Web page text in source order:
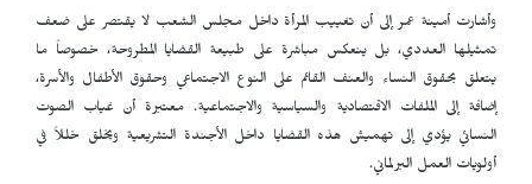
وأشارت أمينة عمر إلى أن تغييب المرأة داخل مجلس الشعب لا يقتصر على ضعف
تمثيلها العددي، بل ينعكس مباشرة على طبيعة القضايا المطروحة، خصوصاً ما
يتعلق بحقوق النساء والعنف القائم على النوع الاجتماعي وحقوق الأطفال والأسرة،
إضافة إلى الملفات الاقتصادية والسياسية والاجتماعية. معتبرة أن غياب الصوت
النسائي يؤدي إلى تهميش هذه القضايا داخل الأجندة التشريعية ويخلق خللاً في
أولويات العمل البرلماني.